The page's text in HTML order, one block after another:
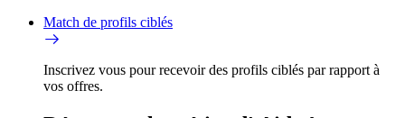
Match de profils ciblés
Inscrivez vous pour recevoir des profils ciblés par rapport à
vos offres.